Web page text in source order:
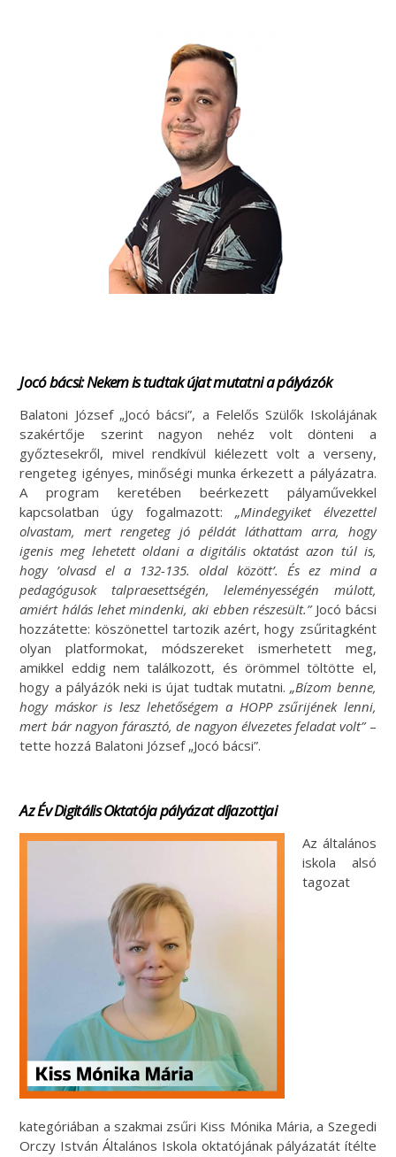
Jocó bácsi: Nekem is tudtak újat mutatni a pályázók
Balatoni József „Jocó bácsi”, a Felelős Szülők Iskolájának
szakértője szerint nagyon nehéz volt dönteni a
győztesekről, mivel rendkívül kiélezett volt a verseny,
rengeteg igényes, minőségi munka érkezett a pályázatra.
A program keretében beérkezett pályaművekkel
kapcsolatban úgy fogalmazott: „Mindegyiket élvezettel
olvastam, mert rengeteg jó példát láthattam arra, hogy
igenis meg lehetett oldani a digitális oktatást azon túl is,
hogy ’olvasd el a 132-135. oldal között’. És ez mind a
pedagógusok talpraesettségén, leleményességén múlott,
amiért hálás lehet mindenki, aki ebben részesült.” Jocó bácsi
hozzátette: köszönettel tartozik azért, hogy zsűritagként
olyan platformokat, módszereket ismerhetett meg,
amikkel eddig nem találkozott, és örömmel töltötte el,
hogy a pályázók neki is újat tudtak mutatni.„Bízom benne,
hogy máskor is lesz lehetőségem a HOPP zsűrijének lenni,
mert bár nagyon fárasztó, de nagyon élvezetes feladat volt” –
tette hozzá Balatoni József „Jocó bácsi”.
Az Év Digitális Oktatója pályázat díjazottjai
Az általános
iskola alsó
tagozat
kategóriában a szakmai zsűri Kiss Mónika Mária, a Szegedi
Orczy István Általános Iskola oktatójának pályázatát ítélte